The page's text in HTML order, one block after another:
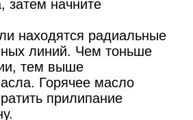
затем начните
находятся радиальные
линий. Чем тоньше
тем выше
Горячее масло
прилипание